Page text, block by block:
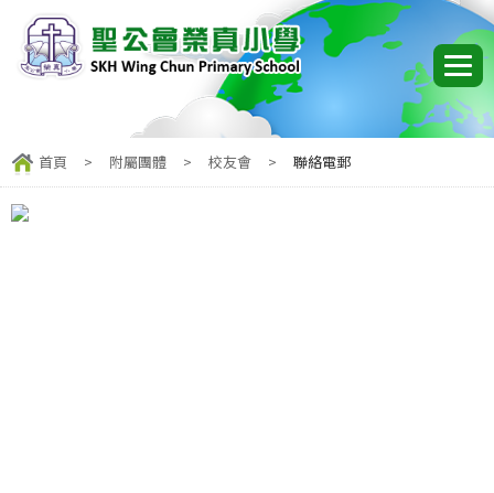
首頁 > 附屬團體 > 校友會 > 聯絡電郵